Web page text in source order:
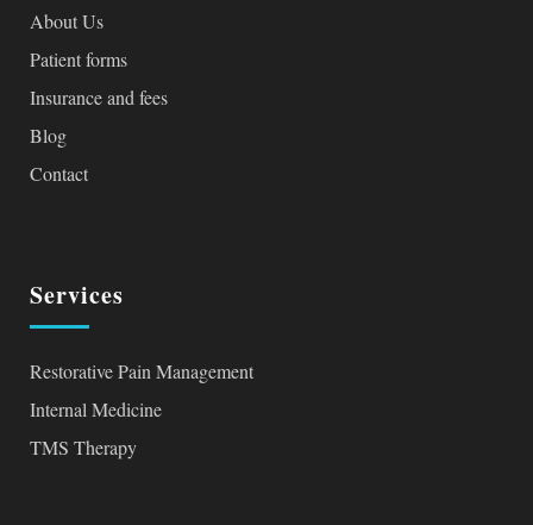
About Us
Patient forms
Insurance and fees
Blog
Contact
Services
Restorative Pain Management
Internal Medicine
TMS Therapy